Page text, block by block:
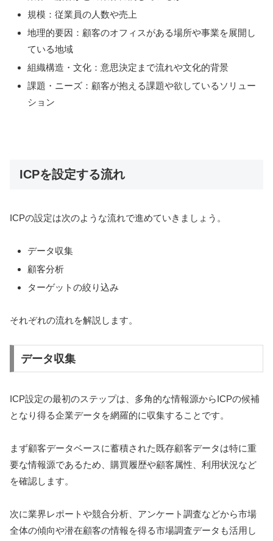
規模：従業員の人数や売上
地理的要因：顧客のオフィスがある場所や事業を展開し
ている地域
組織構造・文化：意思決定まで流れや文化的背景
課題・ニーズ：顧客が抱える課題や欲しているソリュー
ション
ICPを設定する流れ
ICPの設定は次のような流れで進めていきましょう。
データ収集
顧客分析
ターゲットの絞り込み
それぞれの流れを解説します。
データ収集
ICP設定の最初のステップは、多角的な情報源からICPの候補
となり得る企業データを網羅的に収集することです。
まず顧客データベースに蓄積された既存顧客データは特に重
要な情報源であるため、購買履歴や顧客属性、利用状況など
を確認します。
次に業界レポートや競合分析、アンケート調査などから市場
全体の傾向や潜在顧客の情報を得る市場調査データも活用し